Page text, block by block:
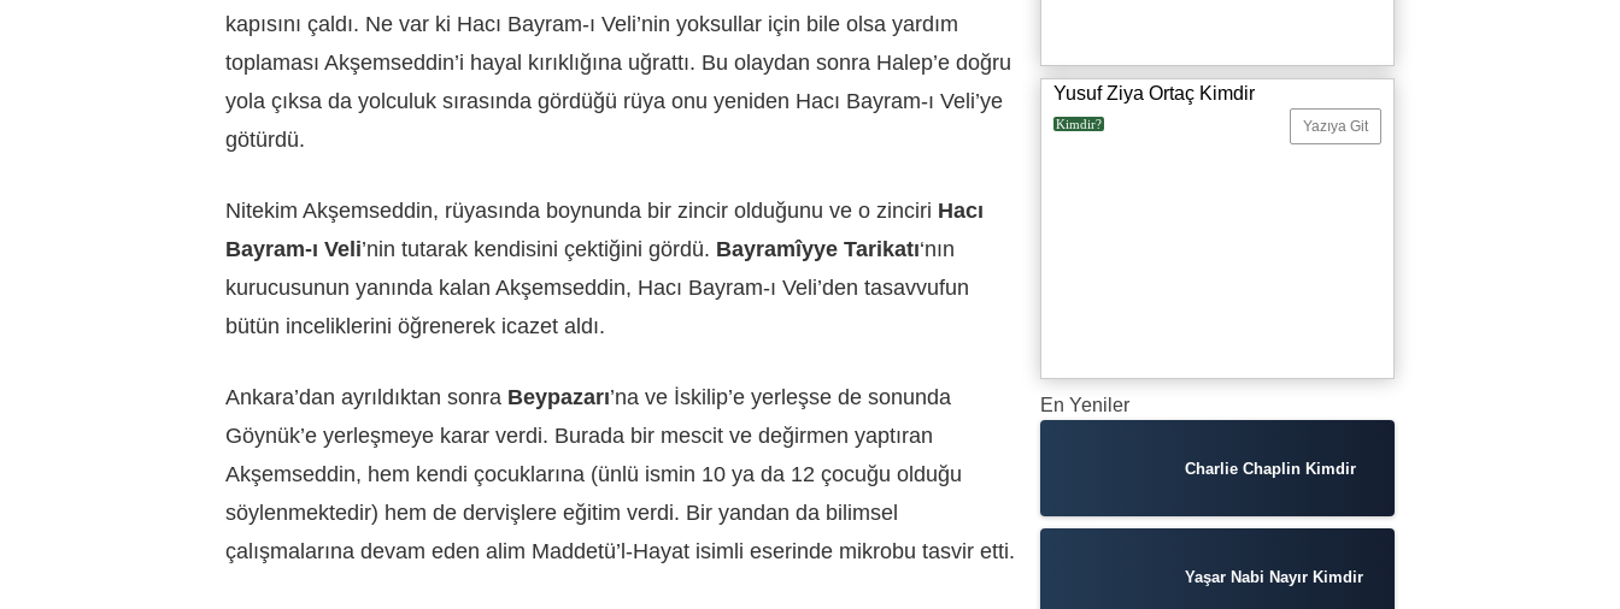
kapısını çaldı. Ne var ki Hacı Bayram-ı Veli’nin yoksullar için bile olsa yardım
toplaması Akşemseddin’i hayal kırıklığına uğrattı. Bu olaydan sonra Halep’e doğru
yola çıksa da yolculuk sırasında gördüğü rüya onu yeniden Hacı Bayram-ı Veli’ye
götürdü.
Nitekim Akşemseddin, rüyasında boynunda bir zincir olduğunu ve o zinciri Hacı
Bayram-ı Veli’nin tutarak kendisini çektiğini gördü. Bayramîyye Tarikatı‘nın
kurucusunun yanında kalan Akşemseddin, Hacı Bayram-ı Veli’den tasavvufun
bütün inceliklerini öğrenerek icazet aldı.
Ankara’dan ayrıldıktan sonra Beypazarı’na ve İskilip’e yerleşse de sonunda
Göynük’e yerleşmeye karar verdi. Burada bir mescit ve değirmen yaptıran
Akşemseddin, hem kendi çocuklarına (ünlü ismin 10 ya da 12 çocuğu olduğu
söylenmektedir) hem de dervişlere eğitim verdi. Bir yandan da bilimsel
çalışmalarına devam eden alim Maddetü’l-Hayat isimli eserinde mikrobu tasvir etti.
Yusuf Ziya Ortaç Kimdir
Kimdir? Yazıya Git
En Yeniler
Charlie Chaplin Kimdir
Yaşar Nabi Nayır Kimdir